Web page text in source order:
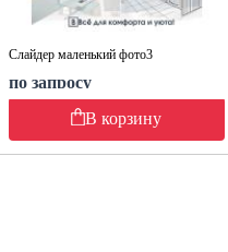
Слайдер маленький фото3
по запросу
В корзину